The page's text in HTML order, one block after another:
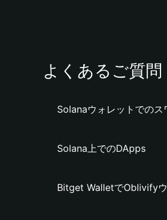
よくあるご質問
Solanaウォレットでのス
Solana上でのDApps
Bitget WalletでOblivify